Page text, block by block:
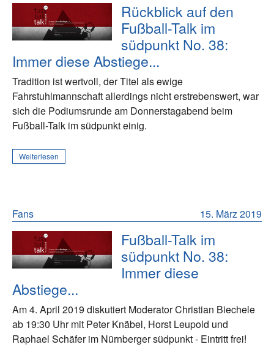
Rückblick auf den
Fußball-Talk im
südpunkt No. 38:
Immer diese Abstiege...
Tradition ist wertvoll, der Titel als ewige
Fahrstuhlmannschaft allerdings nicht erstrebenswert, war
sich die Podiumsrunde am Donnerstagabend beim
Fußball-Talk im südpunkt einig.
Weiterlesen
15. März 2019
Fans
Fußball-Talk im
südpunkt No. 38:
Immer diese
Abstiege...
Am 4. April 2019 diskutiert Moderator Christian Biechele
ab 19:30 Uhr mit Peter Knäbel, Horst Leupold und
Raphael Schäfer im Nürnberger südpunkt - Eintritt frei!